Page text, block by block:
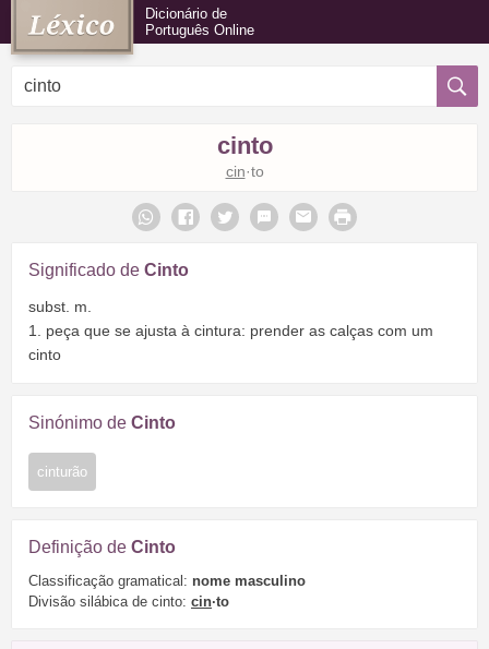
Dicionário de
Português Online
cinto
cin·to
Significado de Cinto
subst. m.
1. peça que se ajusta à cintura: prender as calças com um
cinto
Sinónimo de Cinto
cinturão
Definição de Cinto
Classificação gramatical: nome masculino
Divisão silábica de cinto: cin·to